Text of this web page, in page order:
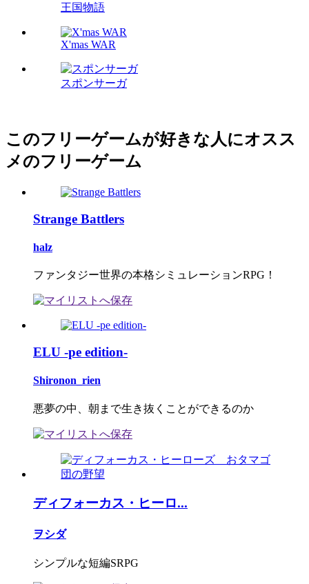
王国物語
X'mas WAR
スポンサーガ
このフリーゲームが好きな人にオスス
メのフリーゲーム
Strange Battlers
halz
ファンタジー世界の本格シミュレーションRPG！
ELU -pe edition-
Shironon_rien
悪夢の中、朝まで生き抜くことができるのか
ディフォーカス・ヒーロ...
ヲシダ
シンプルな短編SRPG